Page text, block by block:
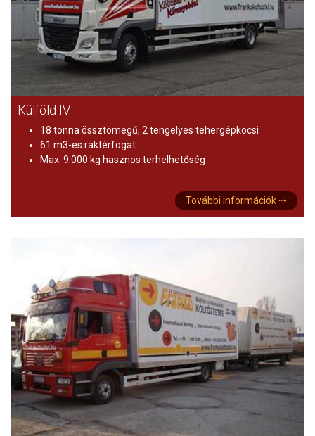
Külföld IV.
18 tonna össztömegű, 2 tengelyes tehergépkocsi
61 m3-es raktérfogat
Max. 9.000 kg hasznos terhelhetőség
További információk ⤑